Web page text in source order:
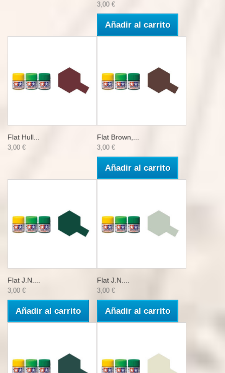
3,00 €
Añadir al carrito
Flat Hull...
3,00 €
Flat Brown,...
3,00 €
Añadir al carrito
Flat J.N....
3,00 €
Añadir al carrito
Flat J.N....
3,00 €
Añadir al carrito